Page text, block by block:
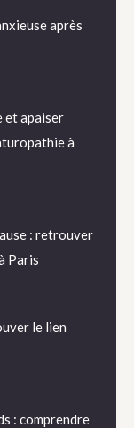
après
et apaiser
à
: retrouver
Paris
le lien
: comprendre